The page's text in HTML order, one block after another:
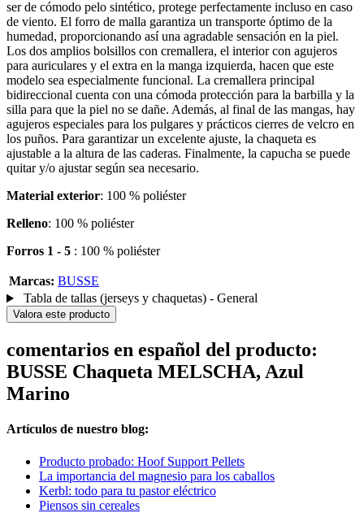
ser de cómodo pelo sintético, protege perfectamente incluso en caso
de viento. El forro de malla garantiza un transporte óptimo de la
humedad, proporcionando así una agradable sensación en la piel.
Los dos amplios bolsillos con cremallera, el interior con agujeros
para auriculares y el extra en la manga izquierda, hacen que este
modelo sea especialmente funcional. La cremallera principal
bidireccional cuenta con una cómoda protección para la barbilla y la
silla para que la piel no se dañe. Además, al final de las mangas, hay
agujeros especiales para los pulgares y prácticos cierres de velcro en
los puños. Para garantizar un excelente ajuste, la chaqueta es
ajustable a la altura de las caderas. Finalmente, la capucha se puede
quitar y/o ajustar según sea necesario.
Material exterior: 100 % poliéster
Relleno: 100 % poliéster
Forros 1 - 5 : 100 % poliéster
Marcas: BUSSE
Tabla de tallas (jerseys y chaquetas) - General
Valora este producto
comentarios en español del producto:
BUSSE Chaqueta MELSCHA, Azul
Marino
Artículos de nuestro blog:
Producto probado: Hoof Support Pellets
La importancia del magnesio para los caballos
Kerbl: todo para tu pastor eléctrico
Piensos sin cereales